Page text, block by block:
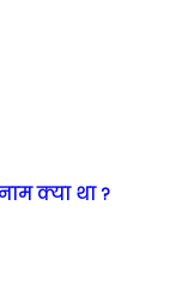
क्या था ?